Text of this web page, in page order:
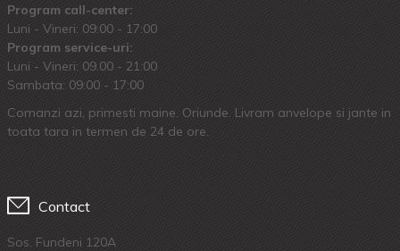
Program call-center:
Luni - Vineri: 09:00 - 17:00
Program service-uri:
Luni - Vineri: 09.00 - 21:00
Sambata: 09:00 - 17:00
Comanzi azi, primesti maine. Oriunde. Livram anvelope si jante in
toata tara in termen de 24 de ore.
Contact
Sos. Fundeni 120A